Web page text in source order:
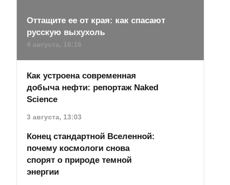
Оттащите ее от края: как спасают
русскую выхухоль
4 августа, 16:16
Как устроена современная
добыча нефти: репортаж Naked
Science
3 августа, 13:03
Конец стандартной Вселенной:
почему космологи снова
спорят о природе темной
энергии